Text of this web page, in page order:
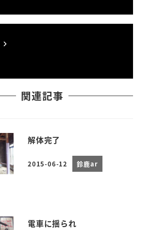
関連記事
解体完了
投稿日
2015-06-12 鈴鹿ar
電車に揺られ